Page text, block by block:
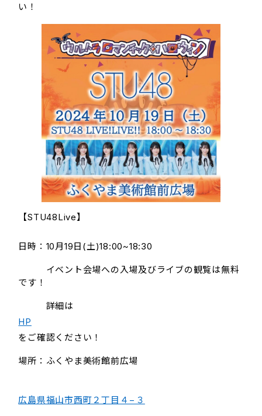
い！
【STU48Live】
日時：10月19日(土)18:00~18:30
イベント会場への入場及びライブの観覧は無料
です！
詳細は
HP
をご確認ください！
場所：ふくやま美術館前広場
広島県福山市西町２丁目４−３